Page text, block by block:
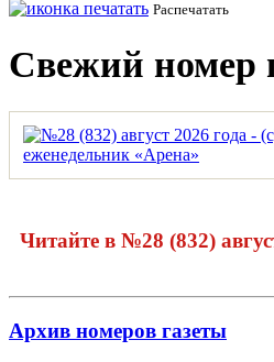
Распечатать
Свежий номер
Читайте в №28 (832)
Архив номеров газеты